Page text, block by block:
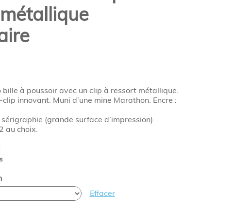
à poussoir avec un clip à ressort métallique.
innovant. Muni d’une mine Marathon. Encre :
(grande surface d’impression).
au choix.
Effacer